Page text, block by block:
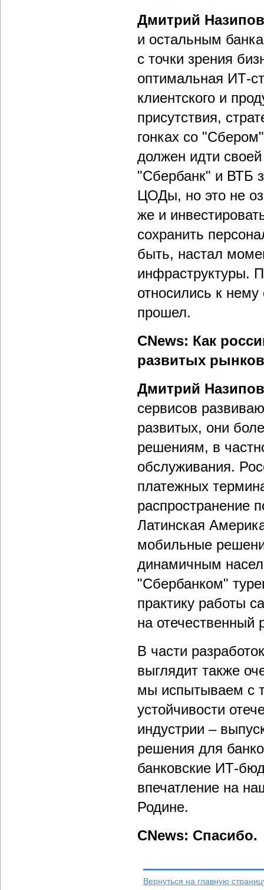
Дмитрий
и остальным
с точки зрения
оптимальная ИТ-
клиентского и
присутствия,
гонках со
должен идти
"Сбербанк" и ВТБ
ЦОДы, но это не
же и
сохранить
быть, настал
инфраструктуры.
относились к
прошел.
CNews: Как
развитых
Дмитрий
сервисов
развитых, они
решениям, в
обслуживания.
платежных
распространение
Латинская
мобильные
динамичным
"Сбербанком"
практику работы
на отечественный
В части
выглядит также
мы испытываем с
устойчивости
индустрии –
решения для
банковские ИТ-
впечатление на
Родине.
CNews: Спасибо.
Вернуться на главную